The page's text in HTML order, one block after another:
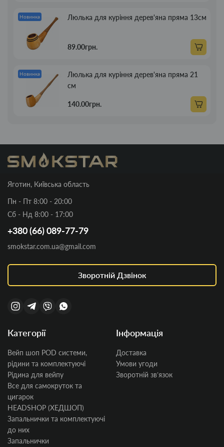
Новинка Люлька для куріння дерев'яна пряма 13см
89.00грн.
Новинка
Люлька для куріння дерев'яна пряма 21
см
140.00грн.
Яготин, Київська область
Пн - Пт 8:00 - 20:00
Сб - Нд 8:00 - 17:00
+380 (66) 089-77-79
smokstar.com.ua@gmail.com
Зворотній Дзвінок
Категорії
Вейп шоп POD системи,
рідини та комплектуючі
Рідина для вейпу
Все для самокруток та
цигарок
HEADSHOP (ХЕДШОП)
Запальнички та комплектуючі
до них
Запальнички
Інформація
Доставка
Умови угоди
Зворотній звʼязок